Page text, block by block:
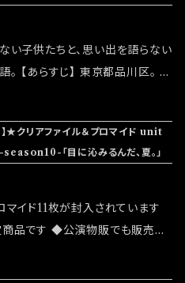
加工 ※個別包装有
い子供たちと、思い出を語らない
区。 都
戚たち。 みんながそれぞれの個
、わいわいと賑やかに暮らしてい
から訪れた謎めいた女性。 大人
た過去や想いが、少しずつ姿を現
★クリアファイル＆プロマイド unit
「目に沁みるんだ、夏。」
マイド11枚が封入されています
品です ◆公演物販でも販売致